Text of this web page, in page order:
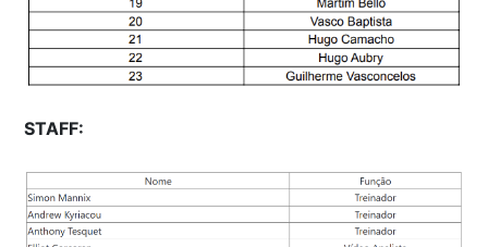
STAFF: